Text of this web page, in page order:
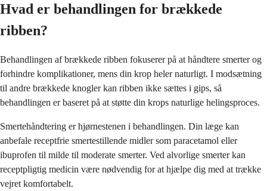
Hvad er behandlingen for brækkede
ribben?
Behandlingen af brækkede ribben fokuserer på at håndtere smerter og
forhindre komplikationer, mens din krop heler naturligt. I modsætning
til andre brækkede knogler kan ribben ikke sættes i gips, så
behandlingen er baseret på at støtte din krops naturlige helingsproces.
Smertehåndtering er hjørnestenen i behandlingen. Din læge kan
anbefale receptfrie smertestillende midler som paracetamol eller
ibuprofen til milde til moderate smerter. Ved alvorlige smerter kan
receptpligtig medicin være nødvendig for at hjælpe dig med at trække
vejret komfortabelt.